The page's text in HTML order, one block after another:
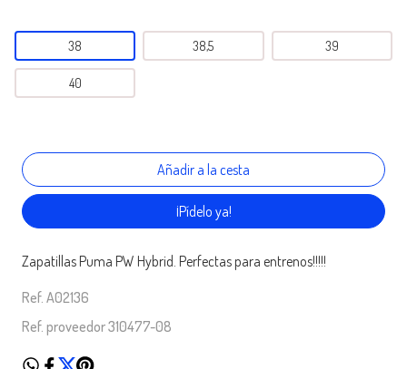
38 38,5 39
40
¡Pídelo ya!
Zapatillas Puma PW Hybrid. Perfectas para entrenos!!!!!
Ref. A02136
Ref. proveedor 310477-08